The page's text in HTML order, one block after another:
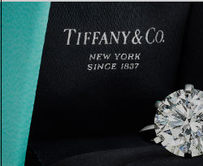
MEHR ERFAHREN
EINEN STORE IN IHRER NÄHE FINDEN